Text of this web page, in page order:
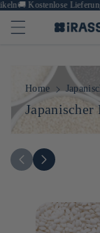
Kostenlose Lieferung ab
Home
K
Japanischer
Auf Japanisch
Küche! Es ist
本 日本 日本
本 日本 日本